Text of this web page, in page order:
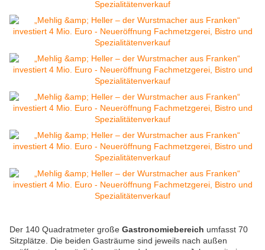
Der 140 Quadratmeter große Gastronomiebereich umfasst 70
Sitzplätze. Die beiden Gasträume sind jeweils nach außen